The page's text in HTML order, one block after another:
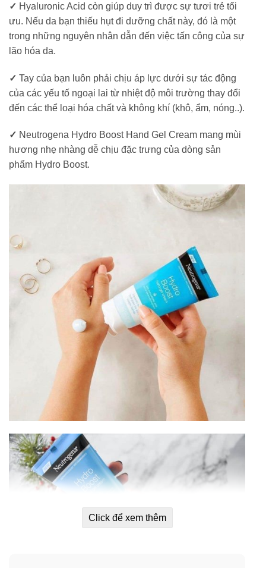
✓ Hyaluronic Acid còn giúp duy trì được sự tươi trẻ tối
ưu. Nếu da bạn thiếu hụt đi dưỡng chất này, đó là một
trong những nguyên nhân dẫn đến việc tấn công của sự
lão hóa da.
✓ Tay của bạn luôn phải chịu áp lực dưới sự tác động
của các yếu tố ngoại lai từ nhiệt độ môi trường thay đổi
đến các thể loại hóa chất và không khí (khô, ẩm, nóng..).
✓ Neutrogena Hydro Boost Hand Gel Cream mang mùi
hương nhẹ nhàng dễ chịu đặc trưng của dòng sản
phẩm Hydro Boost.
Click để xem thêm